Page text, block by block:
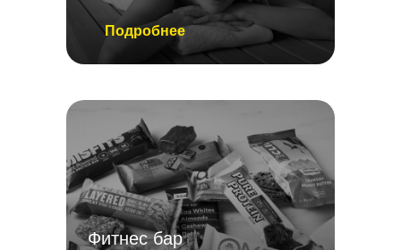
Фитнес бар
Подробнее